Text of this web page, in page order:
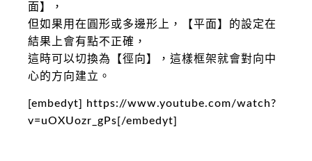
面】，
但如果用在圓形或多邊形上，【平面】的設定在
結果上會有點不正確，
這時可以切換為【徑向】，這樣框架就會對向中
心的方向建立。
[embedyt] https://www.youtube.com/watch?
v=uOXUozr_gPs[/embedyt]